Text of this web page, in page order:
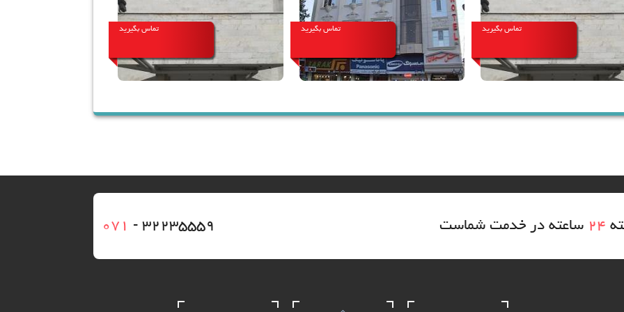
تماس بگیرید تماس بگیرید تماس بگیرید
24 ساعته در خدمت شماست 071 - 32235559